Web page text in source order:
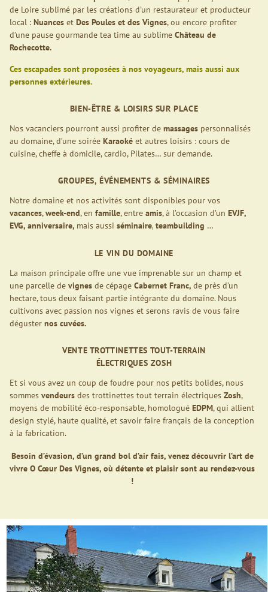
de Loire sublimé par les créations d’un restaurateur et producteur
local : Nuances et Des Poules et des Vignes, ou encore profiter
d’une pause gourmande tea time au sublime Château de
Rochecotte.
Ces escapades sont proposées à nos voyageurs, mais aussi aux
personnes extérieures.
BIEN-ÊTRE & LOISIRS SUR PLACE
Nos vacanciers pourront aussi profiter de massages personnalisés
au domaine, d’une soirée Karaoké et autres loisirs : cours de
cuisine, cheffe à domicile, cardio, Pilates… sur demande.
GROUPES, ÉVÉNEMENTS & SÉMINAIRES
Notre domaine et nos activités sont disponibles pour vos
vacances,week-end, en famille, entre amis, à l’occasion d’un EVJF,
EVG, anniversaire, mais aussi séminaire, teambuilding …
LE VIN DU DOMAINE
La maison principale offre une vue imprenable sur un champ et
une parcelle de vignes de cépage Cabernet Franc, de près d’un
hectare, tous deux faisant partie intégrante du domaine. Nous
cultivons avec passion nos vignes et serons ravis de vous faire
déguster nos cuvées.
VENTE TROTTINETTES TOUT-TERRAIN
ÉLECTRIQUES ZOSH
Et si vous avez un coup de foudre pour nos petits bolides, nous
sommes vendeurs des trottinettes tout terrain électriques Zosh,
moyens de mobilité éco-responsable, homologué EDPM, qui allient
design stylé, haute qualité, et savoir faire français de la conception
à la fabrication.
Besoin d’évasion, d’un grand bol d’air fais, venez découvrir l’art de
vivre O Cœur Des Vignes, où détente et plaisir sont au rendez-vous
!